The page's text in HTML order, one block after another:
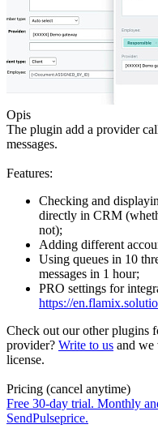
Opis
The plugin add a provider
messages.
Features:
Checking and
directly in CRM
not);
Adding different
Using queues in 10
messages in 1 hour;
PRO settings for
https://
Check out our other plugins
provider? Write to us and we
license.
Pricing (cancel anytime)
Free 30-day trial. Monthly
SendPulseprice.